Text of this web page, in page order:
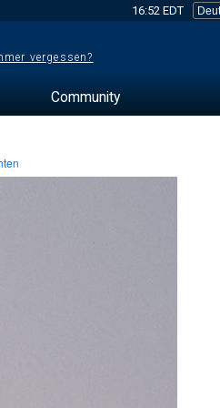
16:52 EDT
vergessen?
Community